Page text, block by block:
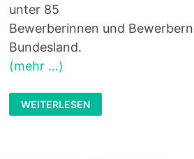
unter 85
Bewerberinnen und
Bundesland.
(mehr …)
SCHÜLERIN
DES
KUNST
WEITERLESEN